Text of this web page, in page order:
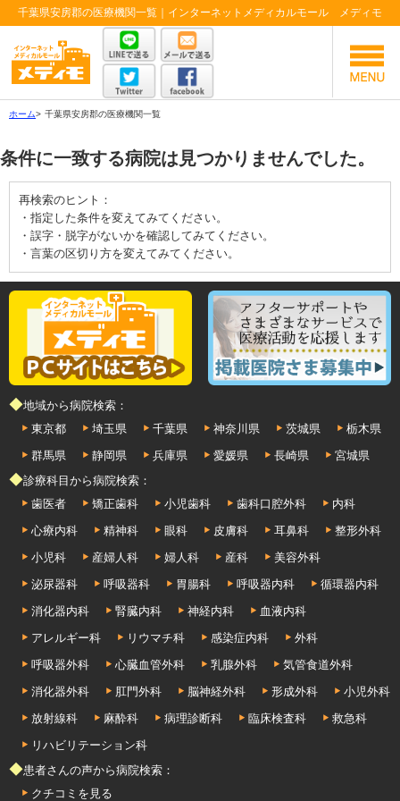
千葉県安房郡の医療機関一覧｜インターネットメディカルモール メディモ
ホーム> 千葉県安房郡の医療機関一覧
条件に一致する病院は見つかりませんでした。
再検索のヒント：
・指定した条件を変えてみてください。
・誤字・脱字がないかを確認してみてください。
・言葉の区切り方を変えてみてください。
◆地域から病院検索：
東京都
埼玉県 千葉県 神奈川県 茨城県
栃木県
群馬県
静岡県 兵庫県 愛媛県 長崎県
宮城県
◆診療科目から病院検索：
歯医者
矯正歯科 小児歯科 歯科口腔外科
内科
心療内科
精神科 眼科 皮膚科 耳鼻科
整形外科
小児科
産婦人科 婦人科 産科
美容外科
泌尿器科
呼吸器科 胃腸科 呼吸器内科
循環器内科
消化器内科
腎臓内科 神経内科
血液内科
アレルギー科
リウマチ科 感染症内科
外科
呼吸器外科
心臓血管外科 乳腺外科
気管食道外科
消化器外科
肛門外科 脳神経外科 形成外科
小児外科
放射線科
麻酔科 病理診断科 臨床検査科
救急科
リハビリテーション科
◆患者さんの声から病院検索：
クチコミを見る